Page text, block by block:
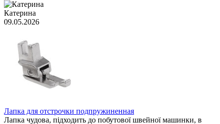
Катерина
09.05.2026
Лапка для отстрочки подпружиненная
Лапка чудова, підходить до побутової швейної машинки, в